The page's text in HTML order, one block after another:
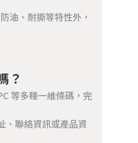
油、耐撕等特性外，
？
等多種一維條碼，完
、聯絡資訊或產品資